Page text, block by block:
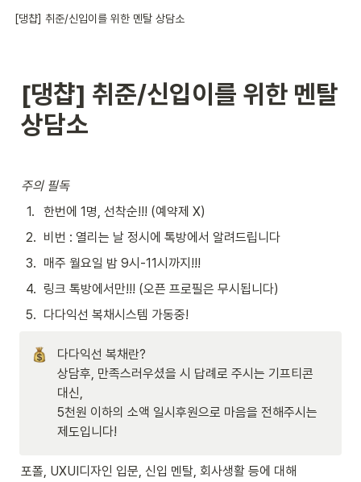
[댕챱] 취준/신입이를 위한 멘탈 상담소
[댕챱] 취준/신입이를 위한 멘탈
상담소
주의 필독
1.
한번에 1명, 선착순!!! (예약제 X)
2. 비번 : 열리는 날 정시에 톡방에서 알려드립니다
3. 매주 월요일 밤 9시-11시까지!!!
4. 링크 톡방에서만!!! (오픈 프로필은 무시됩니다)
5. 다다익선 복채시스템 가동중!
다다익선 복채란?
상담후, 만족스러우셨을 시 답례로 주시는 기프티콘
대신,
5천원 이하의 소액 일시후원으로 마음을 전해주시는
제도입니다!
포폴, UXUI디자인 입문, 신입 멘탈, 회사생활 등에 대해